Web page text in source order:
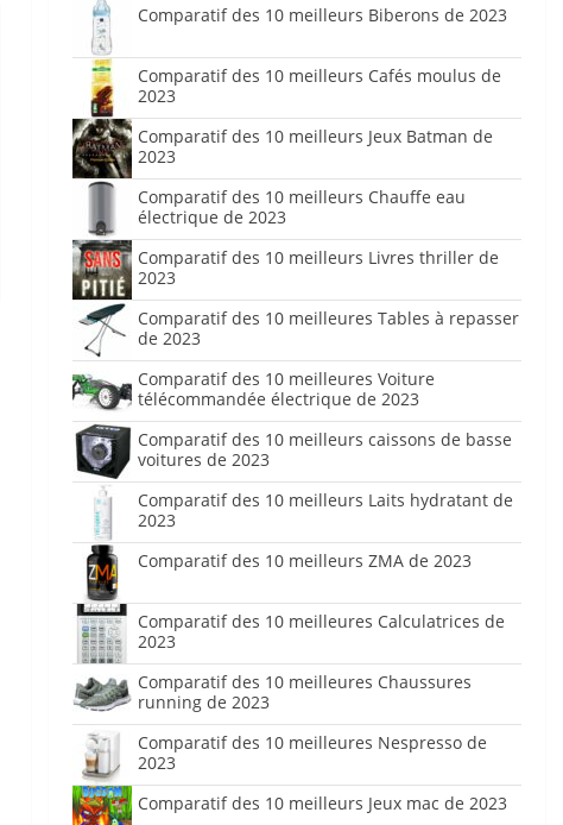
Comparatif des 10 meilleurs Biberons de 2023
Comparatif des 10 meilleurs Cafés moulus de
2023
Comparatif des 10 meilleurs Jeux Batman de
2023
Comparatif des 10 meilleurs Chauffe eau
électrique de 2023
Comparatif des 10 meilleurs Livres thriller de
2023
Comparatif des 10 meilleures Tables à repasser
de 2023
Comparatif des 10 meilleures Voiture
télécommandée électrique de 2023
Comparatif des 10 meilleurs caissons de basse
voitures de 2023
Comparatif des 10 meilleurs Laits hydratant de
2023
Comparatif des 10 meilleurs ZMA de 2023
Comparatif des 10 meilleures Calculatrices de
2023
Comparatif des 10 meilleures Chaussures
running de 2023
Comparatif des 10 meilleures Nespresso de
2023
Comparatif des 10 meilleurs Jeux mac de 2023